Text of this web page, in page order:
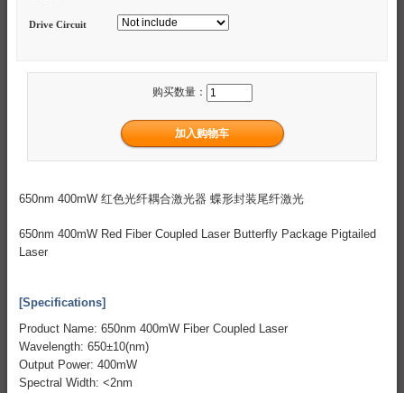
Drive Circuit
购买数量：
650nm 400mW 红色光纤耦合激光器 蝶形封装尾纤激光
650nm 400mW Red Fiber Coupled Laser Butterfly Package Pigtailed
Laser
[Specifications]
Product Name: 650nm 400mW Fiber Coupled Laser
Wavelength: 650±10(nm)
Output Power: 400mW
Spectral Width: <2nm